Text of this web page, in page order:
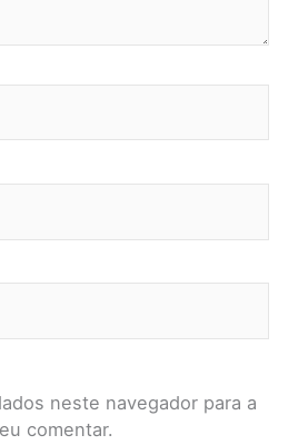
neste navegador para a
comentar.